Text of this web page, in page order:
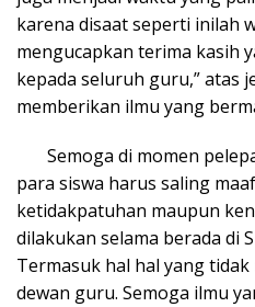
karena disaat seperti inilah
mengucapkan terima kasih
kepada seluruh guru,” atas
memberikan ilmu yang
Semoga di momen
para siswa harus saling
ketidakpatuhan maupun
dilakukan selama berada di
Termasuk hal hal yang
dewan guru. Semoga ilmu